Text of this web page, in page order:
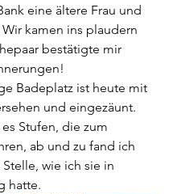
eine ältere Frau und
kamen ins plaudern
bestätigte mir
Badeplatz ist heute mit
und eingezäunt.
Stufen, die zum
ab und zu fand ich
wie ich sie in
hatte.